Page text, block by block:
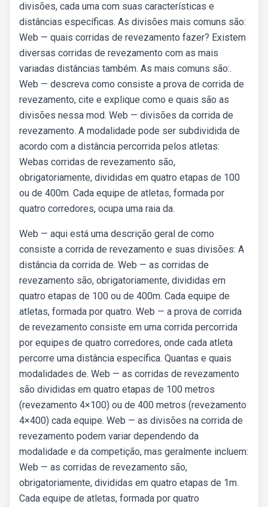
divisões, cada uma com suas características e
distâncias específicas. As divisões mais comuns são:
Web — quais corridas de revezamento fazer? Existem
diversas corridas de revezamento com as mais
variadas distâncias também. As mais comuns são:.
Web — descreva como consiste a prova de corrida de
revezamento, cite e explique como e quais são as
divisões nessa mod. Web — divisões da corrida de
revezamento. A modalidade pode ser subdividida de
acordo com a distância percorrida pelos atletas:
Webas corridas de revezamento são,
obrigatoriamente, divididas em quatro etapas de 100
ou de 400m. Cada equipe de atletas, formada por
quatro corredores, ocupa uma raia da.
Web — aqui está uma descrição geral de como
consiste a corrida de revezamento e suas divisões: A
distância da corrida de. Web — as corridas de
revezamento são, obrigatoriamente, divididas em
quatro etapas de 100 ou de 400m. Cada equipe de
atletas, formada por quatro. Web — a prova de corrida
de revezamento consiste em uma corrida percorrida
por equipes de quatro corredores, onde cada atleta
percorre uma distância específica. Quantas e quais
modalidades de. Web — as corridas de revezamento
são divididas em quatro etapas de 100 metros
(revezamento 4×100) ou de 400 metros (revezamento
4×400) cada equipe. Web — as divisões na corrida de
revezamento podem variar dependendo da
modalidade e da competição, mas geralmente incluem:
Web — as corridas de revezamento são,
obrigatoriamente, divididas em quatro etapas de 1m.
Cada equipe de atletas, formada por quatro